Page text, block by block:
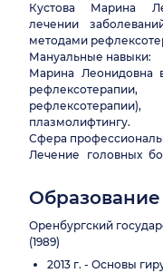
Кустова Марина
лечении
методами
Мануальные навыки:
Марина Леонидовна
плазмолифтингу.
Сфера
Лечение головных
Образование
Оренбургский
(1989)
2013 г. - Основы